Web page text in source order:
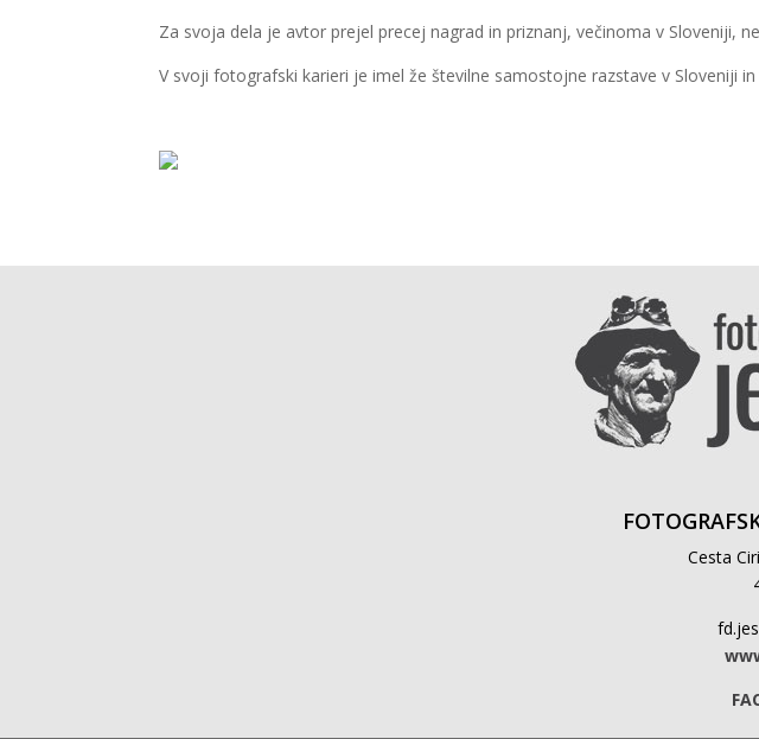
Za svoja dela je avtor prejel precej nagrad in priznanj, večinoma v Sloveniji,
V svoji fotografski karieri je imel že številne samostojne razstave v Sloveniji in
Cesta